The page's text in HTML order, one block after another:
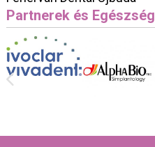
Partnerek és